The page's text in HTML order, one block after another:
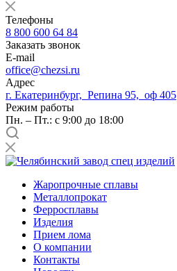
Телефоны
8 800 600 64 84
Заказать звонок
E-mail
office@chezsi.ru
Адрес
г. Екатеринбург, Репина 95, оф 405
Режим работы
Пн. – Пт.: с 9:00 до 18:00
Жаропрочные сплавы
Металлопрокат
Ферросплавы
Изделия
Прием лома
О компании
Контакты